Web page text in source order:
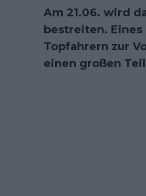
Am 21.06. wird
bestreiten.
Topfahrern zur
einen großen